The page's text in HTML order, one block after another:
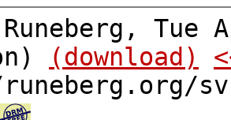
Tue
(download)